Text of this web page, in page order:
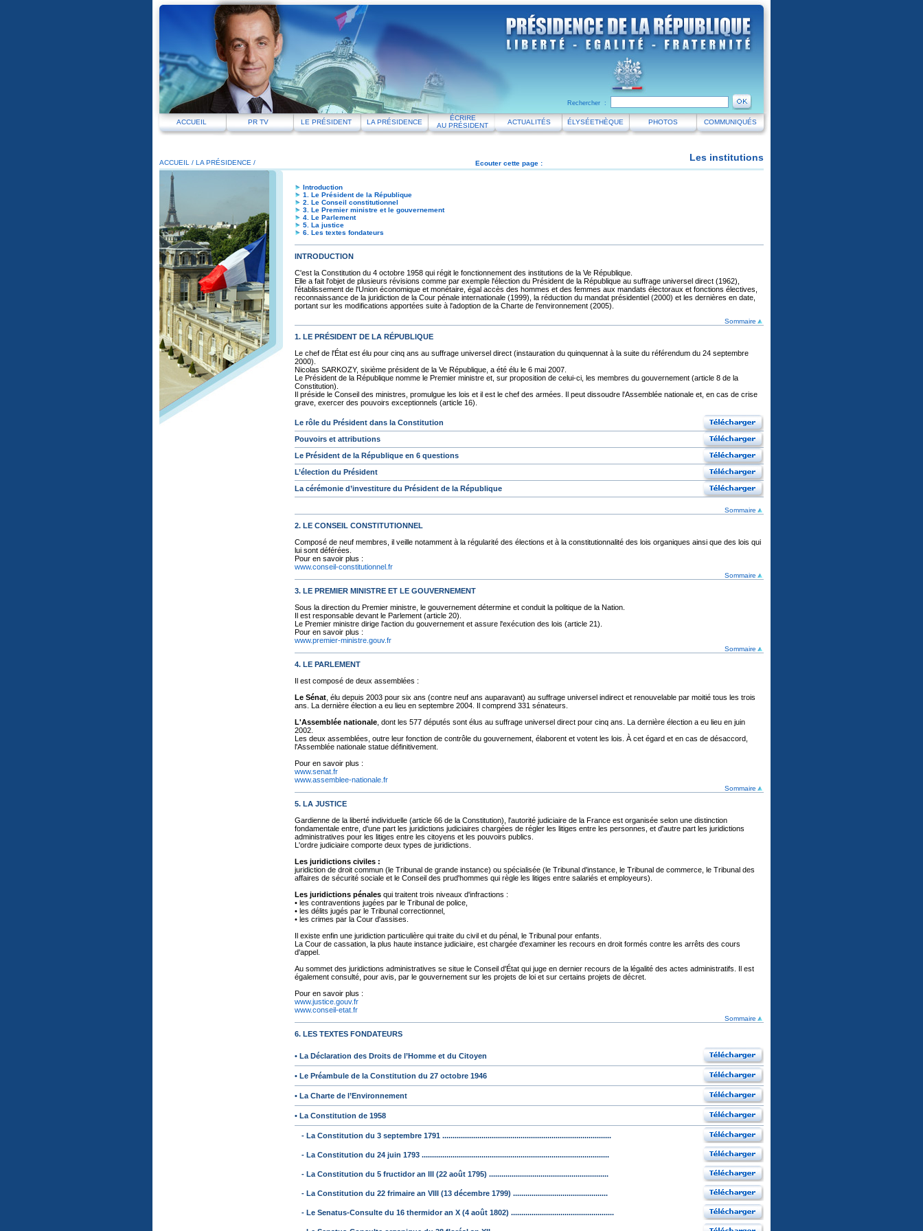
Rechercher :
ACCUEIL PR TV LE PRÉSIDENT LA PRÉSIDENCE
ÉCRIRE
AU PRÉSIDENT
ACTUALITÉS ÉLYSÉETHÈQUE PHOTOS COMMUNIQUÉS
ACCUEIL / LA PRÉSIDENCE / Les institutions
Ecouter cette page :
Introduction
1. Le Président de la République
2. Le Conseil constitutionnel
3. Le Premier ministre et le gouvernement
4. Le Parlement
5. La justice
6. Les textes fondateurs
INTRODUCTION
C'est la Constitution du 4 octobre 1958 qui régit le fonctionnement des institutions de la Ve République.
Elle a fait l'objet de plusieurs révisions comme par exemple l'élection du Président de la République au suffrage universel direct (1962),
l'établissement de l'Union économique et monétaire, égal accès des hommes et des femmes aux mandats électoraux et fonctions électives,
reconnaissance de la juridiction de la Cour pénale internationale (1999), la réduction du mandat présidentiel (2000) et les dernières en date,
portant sur les modifications apportées suite à l'adoption de la Charte de l'environnement (2005).
Sommaire
1. LE PRÉSIDENT DE LA RÉPUBLIQUE
Le chef de l'État est élu pour cinq ans au suffrage universel direct (instauration du quinquennat à la suite du référendum du 24 septembre
2000).
Nicolas SARKOZY, sixième président de la Ve République, a été élu le 6 mai 2007.
Le Président de la République nomme le Premier ministre et, sur proposition de celui-ci, les membres du gouvernement (article 8 de la
Constitution).
Il préside le Conseil des ministres, promulgue les lois et il est le chef des armées. Il peut dissoudre l'Assemblée nationale et, en cas de crise
grave, exercer des pouvoirs exceptionnels (article 16).
Le rôle du Président dans la Constitution
Pouvoirs et attributions
Le Président de la République en 6 questions
L’élection du Président
La cérémonie d’investiture du Président de la République
Sommaire
2. LE CONSEIL CONSTITUTIONNEL
Composé de neuf membres, il veille notamment à la régularité des élections et à la constitutionnalité des lois organiques ainsi que des lois qui
lui sont déférées.
Pour en savoir plus :
www.conseil-constitutionnel.fr
Sommaire
3. LE PREMIER MINISTRE ET LE GOUVERNEMENT
Sous la direction du Premier ministre, le gouvernement détermine et conduit la politique de la Nation.
Il est responsable devant le Parlement (article 20).
Le Premier ministre dirige l'action du gouvernement et assure l'exécution des lois (article 21).
Pour en savoir plus :
www.premier-ministre.gouv.fr
Sommaire
4. LE PARLEMENT
Il est composé de deux assemblées :
Le Sénat , élu depuis 2003 pour six ans (contre neuf ans auparavant) au suffrage universel indirect et renouvelable par moitié tous les trois
ans. La dernière élection a eu lieu en septembre 2004. Il comprend 331 sénateurs.
L'Assemblée nationale , dont les 577 députés sont élus au suffrage universel direct pour cinq ans. La dernière élection a eu lieu en juin
2002.
Les deux assemblées, outre leur fonction de contrôle du gouvernement, élaborent et votent les lois. À cet égard et en cas de désaccord,
l'Assemblée nationale statue définitivement.
Pour en savoir plus :
www.senat.fr
www.assemblee-nationale.fr
Sommaire
5. LA JUSTICE
Gardienne de la liberté individuelle (article 66 de la Constitution), l'autorité judiciaire de la France est organisée selon une distinction
fondamentale entre, d'une part les juridictions judiciaires chargées de régler les litiges entre les personnes, et d'autre part les juridictions
administratives pour les litiges entre les citoyens et les pouvoirs publics.
L'ordre judiciaire comporte deux types de juridictions.
Les juridictions civiles :
juridiction de droit commun (le Tribunal de grande instance) ou spécialisée (le Tribunal d'instance, le Tribunal de commerce, le Tribunal des
affaires de sécurité sociale et le Conseil des prud'hommes qui règle les litiges entre salariés et employeurs).
Les juridictions pénales qui traitent trois niveaux d'infractions :
• les contraventions jugées par le Tribunal de police,
• les délits jugés par le Tribunal correctionnel,
• les crimes par la Cour d'assises.
Il existe enfin une juridiction particulière qui traite du civil et du pénal, le Tribunal pour enfants.
La Cour de cassation, la plus haute instance judiciaire, est chargée d'examiner les recours en droit formés contre les arrêts des cours
d'appel.
Au sommet des juridictions administratives se situe le Conseil d'État qui juge en dernier recours de la légalité des actes administratifs. Il est
également consulté, pour avis, par le gouvernement sur les projets de loi et sur certains projets de décret.
Pour en savoir plus :
www.justice.gouv.fr
www.conseil-etat.fr
Sommaire
6. LES TEXTES FONDATEURS
• La Déclaration des Droits de l’Homme et du Citoyen
• Le Préambule de la Constitution du 27 octobre 1946
• La Charte de l’Environnement
• La Constitution de 1958
- La Constitution du 3 septembre 1791 ..................................................................................
- La Constitution du 24 juin 1793 ...........................................................................................
- La Constitution du 5 fructidor an III (22 août 1795) ..........................................................
- La Constitution du 22 frimaire an VIII (13 décembre 1799) ..............................................
- Le Senatus-Consulte du 16 thermidor an X (4 août 1802) ..................................................